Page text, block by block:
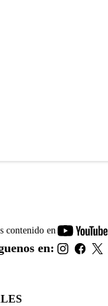
contenido en
en: